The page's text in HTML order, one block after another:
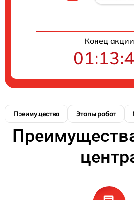
Конец акции
Преимущества Этапы работ